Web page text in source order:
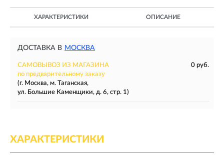
ХАРАКТЕРИСТИКИ ОПИСАНИЕ
ДОСТАВКА В МОСКВА
САМОВЫВОЗ ИЗ МАГАЗИНА
0 руб.
по предварительному заказу
(г. Москва, м. Таганская,
ул. Большие Каменщики, д. 6, стр. 1)
ХАРАКТЕРИСТИКИ